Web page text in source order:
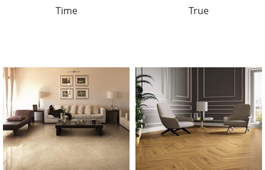
Time True